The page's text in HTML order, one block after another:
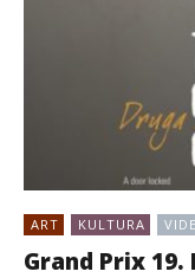
ART KULTURA
Grand Prix 19.